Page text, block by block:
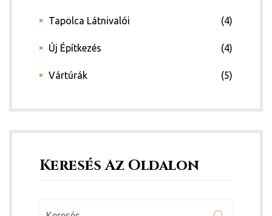
Tapolca Látnivalói (4)
Új Építkezés (4)
Vártúrák (5)
Keresés Az Oldalon